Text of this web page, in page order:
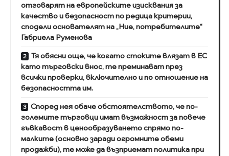
отговарят на европейските изисквания за
качество и безопасност по редица критерии,
сподели основателят на „Ние, потребителите“
Габриела Руменова
Тя обясни още, че когато стоките влязат в ЕС
като търговски внос, те преминават през
всички проверки, включително и по отношение на
безопасността им.
Според нея обаче обстоятелството, че по-
големите търговци имат възможност за повече
гъвкавост в ценообразуването спрямо по-
малките (основно заради огромните обеми
продажби), те може да възприемат политика при